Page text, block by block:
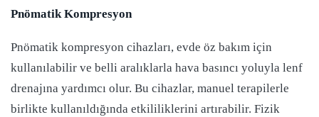
Pnömatik Kompresyon
Pnömatik kompresyon cihazları, evde öz bakım için
kullanılabilir ve belli aralıklarla hava basıncı yoluyla lenf
drenajına yardımcı olur. Bu cihazlar, manuel terapilerle
birlikte kullanıldığında etkililiklerini artırabilir. Fizik